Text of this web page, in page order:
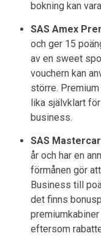
bokning kan
SAS Amex
och ger 15
av en sweet
vouchern kan
större.
lika självklart
business.
SAS
år och har en
förmånen gör
Business till
det finns
eftersom